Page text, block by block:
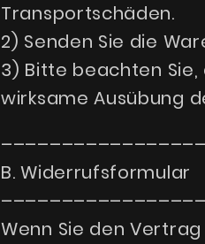
Transportschäden.
2) Senden Sie die
3) Bitte beachten
wirksame Ausübung
B. Widerrufsformular
Wenn Sie den